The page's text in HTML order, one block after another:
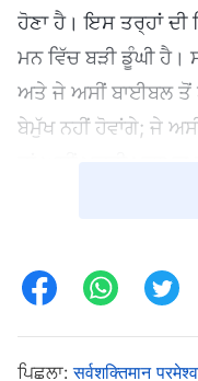
ਹੋਣਾ ਹੈ। ਇਸ ਤਰ੍ਹਾਂ ਦੀ
ਮਨ ਵਿੱਚ ਬੜੀ ਡੂੰਘੀ ਹੈ।
ਅਤੇ ਜੇ ਅਸੀਂ ਬਾਈਬਲ ਤੋਂ
ਬੇਮੁੱਖ ਨਹੀਂ ਹੋਵਾਂਗੇ; ਜੇ
ਕਰਦੇ ਹਾਂ, ਇੱਕ ਜਣਾ ਦੂਜੇ
ਅਸੀਂ ਕਹਿੰਦੇ ਅਤੇ ਕਰਦੇ
ਅਤੇ ਪ੍ਰਭੂ ਨੂੰ ਗ੍ਰਹਿਣਯੋਗ
ਵੀ ਸਾਡੇ ਹਿਰਦੇ ਖੁਸ਼ੀ
ਬਰਕਤਾਂ ਬਾਰੇ ਸੋਚਦੇ ਹਾਂ
ਪਿਛਲਾ:सर्वशक्तिमान